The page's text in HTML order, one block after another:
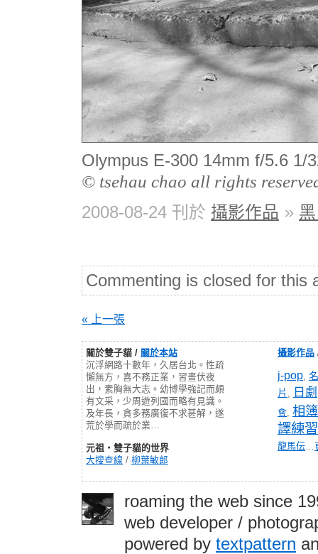
Olympus E-300 14mm f/5.6 1/
© tsehau chao all rights
2008-08-24 刊於 攝影作品 »
Commenting is closed for this
« 上一張
關於雙子貓 / 關於本站
沉浮網路十數年，久居台北。性疏
懶無方，喜不務正業，習晝伏夜
出，素胸無大志。幼博學強記而頗
有文采，少周遊列國而略有見識。
及年長，貪多務廣復不求甚解，遂
荒於學而疏於業…
元祖‧雙子貓的世界
大搜查線 / 柳葉敏郎
攝影作品
j-pop,
片 , 日劇
會, 相簿
譯練習
龍馬伝…
roaming the web since
web developer /
powered by textpattern